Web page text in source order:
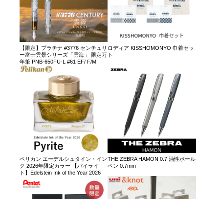
【限定】プラチナ #3776 センチュリ
ー富士雲景シリーズ「雲海」 限定万
年筆 PNB-650FU-L #61 EF/ F/M
ロディア KISSHOMONYO 巾着セッ
ト
ペリカン エーデルシュタイン・イン
ク 2026年限定カラー 【パイライ
ト】Edelstein Ink of the Year 2026
THE ZEBRA HAMON 0.7 油性ボール
ペン 0.7mm